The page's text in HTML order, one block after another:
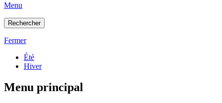
Menu
Rechercher
Fermer
Été
Hiver
Menu principal